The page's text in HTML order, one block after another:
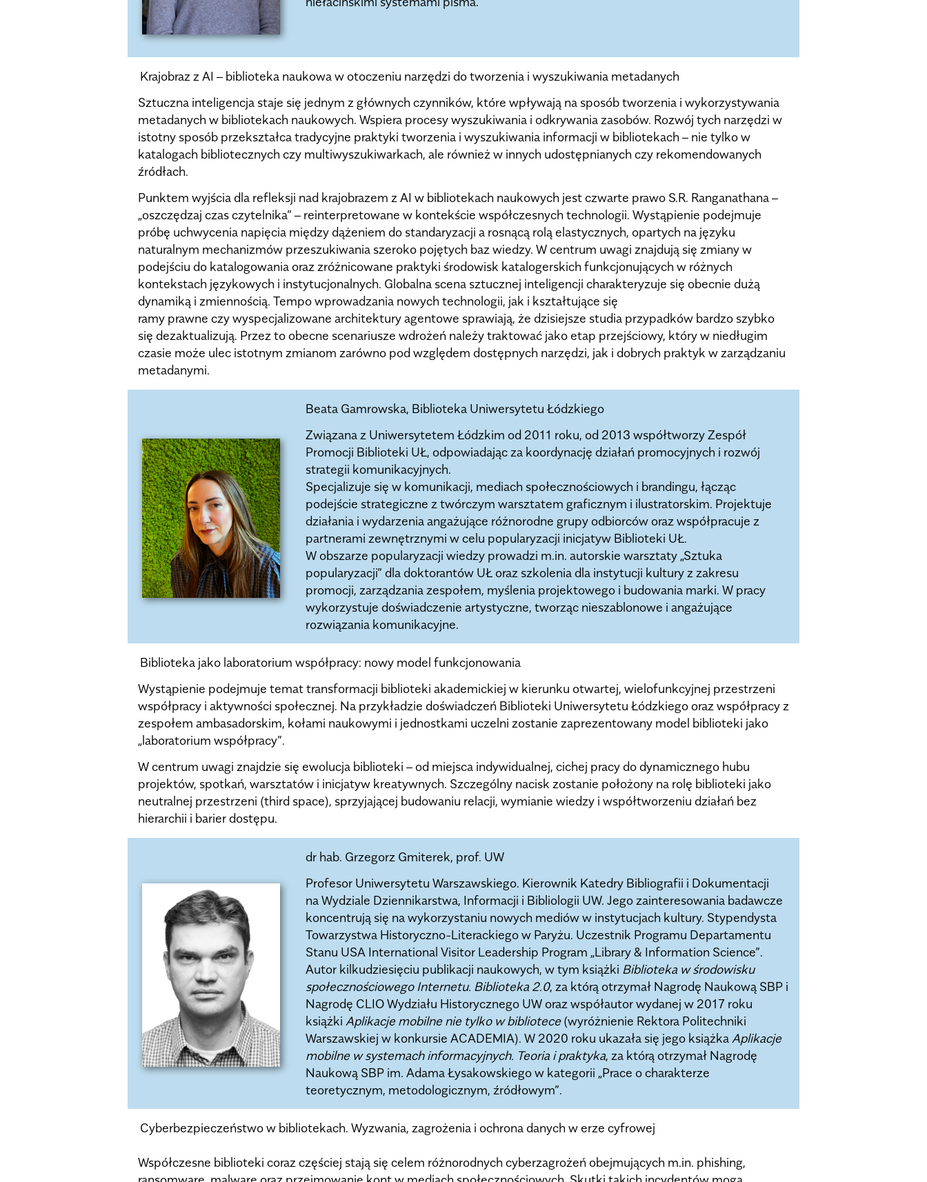
Krajobraz z AI – biblioteka naukowa w otoczeniu narzędzi do tworzenia i wyszukiwania metadanych
Sztuczna inteligencja staje się jednym z głównych czynników, które wpływają na sposób tworzenia i wykorzystywania
metadanych w bibliotekach naukowych. Wspiera procesy wyszukiwania i odkrywania zasobów. Rozwój tych narzędzi w
istotny sposób przekształca tradycyjne praktyki tworzenia i wyszukiwania informacji w bibliotekach – nie tylko w
katalogach bibliotecznych czy multiwyszukiwarkach, ale również w innych udostępnianych czy rekomendowanych
źródłach.
Punktem wyjścia dla refleksji nad krajobrazem z AI w bibliotekach naukowych jest czwarte prawo S.R. Ranganathana –
„oszczędzaj czas czytelnika” – reinterpretowane w kontekście współczesnych technologii. Wystąpienie podejmuje
próbę uchwycenia napięcia między dążeniem do standaryzacji a rosnącą rolą elastycznych, opartych na języku
naturalnym mechanizmów przeszukiwania szeroko pojętych baz wiedzy. W centrum uwagi znajdują się zmiany w
podejściu do katalogowania oraz zróżnicowane praktyki środowisk katalogerskich funkcjonujących w różnych
kontekstach językowych i instytucjonalnych. Globalna scena sztucznej inteligencji charakteryzuje się obecnie dużą
dynamiką i zmiennością. Tempo wprowadzania nowych technologii, jak i kształtujące się
ramy prawne czy wyspecjalizowane architektury agentowe sprawiają, że dzisiejsze studia przypadków bardzo szybko
się dezaktualizują. Przez to obecne scenariusze wdrożeń należy traktować jako etap przejściowy, który w niedługim
czasie może ulec istotnym zmianom zarówno pod względem dostępnych narzędzi, jak i dobrych praktyk w zarządzaniu
metadanymi.
Beata Gamrowska, Biblioteka Uniwersytetu Łódzkiego
Związana z Uniwersytetem Łódzkim od 2011 roku, od 2013 współtworzy Zespół
Promocji Biblioteki UŁ, odpowiadając za koordynację działań promocyjnych i rozwój
strategii komunikacyjnych.
Specjalizuje się w komunikacji, mediach społecznościowych i brandingu, łącząc
podejście strategiczne z twórczym warsztatem graficznym i ilustratorskim. Projektuje
działania i wydarzenia angażujące różnorodne grupy odbiorców oraz współpracuje z
partnerami zewnętrznymi w celu popularyzacji inicjatyw Biblioteki UŁ.
W obszarze popularyzacji wiedzy prowadzi m.in. autorskie warsztaty „Sztuka
popularyzacji” dla doktorantów UŁ oraz szkolenia dla instytucji kultury z zakresu
promocji, zarządzania zespołem, myślenia projektowego i budowania marki. W pracy
wykorzystuje doświadczenie artystyczne, tworząc nieszablonowe i angażujące
rozwiązania komunikacyjne.
Biblioteka jako laboratorium współpracy: nowy model funkcjonowania
Wystąpienie podejmuje temat transformacji biblioteki akademickiej w kierunku otwartej, wielofunkcyjnej przestrzeni
współpracy i aktywności społecznej. Na przykładzie doświadczeń Biblioteki Uniwersytetu Łódzkiego oraz współpracy z
zespołem ambasadorskim, kołami naukowymi i jednostkami uczelni zostanie zaprezentowany model biblioteki jako
„laboratorium współpracy”.
W centrum uwagi znajdzie się ewolucja biblioteki – od miejsca indywidualnej, cichej pracy do dynamicznego hubu
projektów, spotkań, warsztatów i inicjatyw kreatywnych. Szczególny nacisk zostanie położony na rolę biblioteki jako
neutralnej przestrzeni (third space), sprzyjającej budowaniu relacji, wymianie wiedzy i współtworzeniu działań bez
hierarchii i barier dostępu.
dr hab. Grzegorz Gmiterek, prof. UW
Profesor Uniwersytetu Warszawskiego. Kierownik Katedry Bibliografii i Dokumentacji
na Wydziale Dziennikarstwa, Informacji i Bibliologii UW. Jego zainteresowania badawcze
koncentrują się na wykorzystaniu nowych mediów w instytucjach kultury. Stypendysta
Towarzystwa Historyczno-Literackiego w Paryżu. Uczestnik Programu Departamentu
Stanu USA International Visitor Leadership Program „Library & Information Science”.
Autor kilkudziesięciu publikacji naukowych, w tym książki Biblioteka w środowisku
społecznościowego Internetu. Biblioteka 2.0, za którą otrzymał Nagrodę Naukową SBP i
Nagrodę CLIO Wydziału Historycznego UW oraz współautor wydanej w 2017 roku
książki Aplikacje mobilne nie tylko w bibliotece(wyróżnienie Rektora Politechniki
Warszawskiej w konkursie ACADEMIA). W 2020 roku ukazała się jego książka Aplikacje
mobilne w systemach informacyjnych. Teoria i praktyka, za którą otrzymał Nagrodę
Naukową SBP im. Adama Łysakowskiego w kategorii „Prace o charakterze
teoretycznym, metodologicznym, źródłowym”.
Cyberbezpieczeństwo w bibliotekach. Wyzwania, zagrożenia i ochrona danych w erze cyfrowej
Współczesne biblioteki coraz częściej stają się celem różnorodnych cyberzagrożeń obejmujących m.in. phishing,